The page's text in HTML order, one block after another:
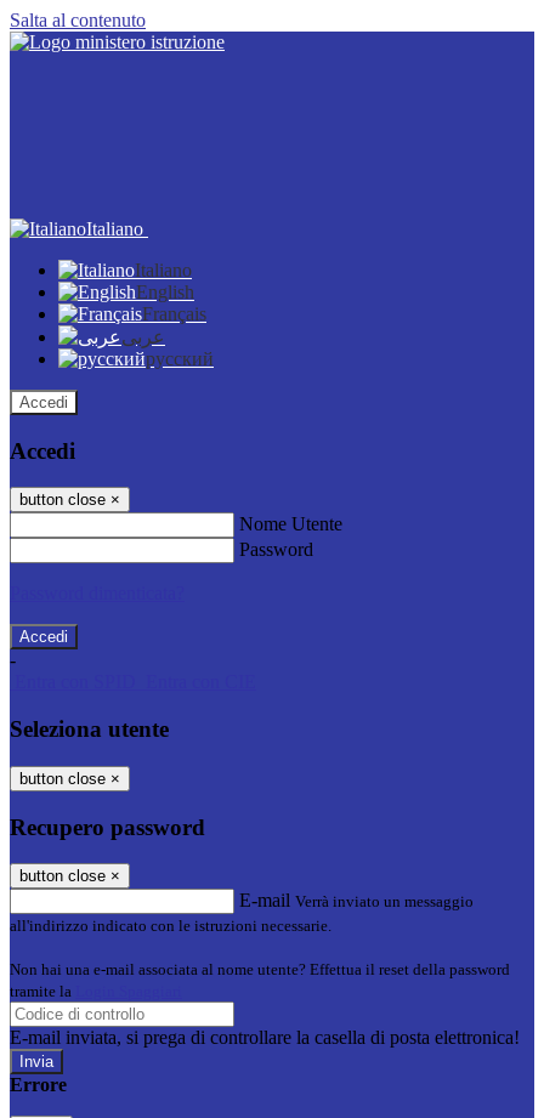
Salta al contenuto
Italiano
Italiano
English
Français
عربى
русский
Accedi
Accedi
button close ×
Nome Utente
Password
-
Seleziona utente
button close ×
Recupero password
button close ×
E-mail Verrà inviato un messaggio
all'indirizzo indicato con le istruzioni necessarie.
Non hai una e-mail associata al nome utente? Effettua il reset della password
tramite la
E-mail inviata, si prega di controllare la casella di posta elettronica!
Errore